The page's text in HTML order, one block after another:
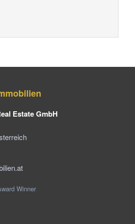
Estate GmbH
Winner